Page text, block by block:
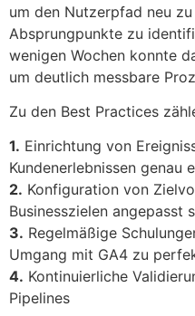
um den Nutzerpfad neu
Absprungpunkte zu
wenigen Wochen konnte
um deutlich messbare
Zu den Best Practices
1. Einrichtung von
Kundenerlebnissen genau
2. Konfiguration von
Businesszielen angepasst
3. Regelmäßige
Umgang mit GA4 zu
4. Kontinuierliche
Pipelines